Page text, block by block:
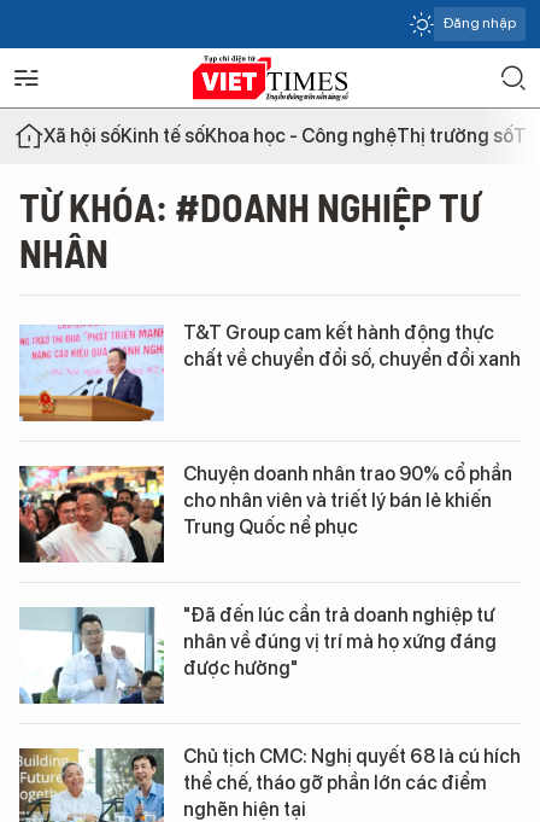
Đăng nhập
Xã hội sốKinh tế sốKhoa học - Công nghệThị trường số
TỪ KHÓA: #DOANH NGHIỆP TƯ
NHÂN
T&T Group cam kết hành động thực
chất về chuyển đổi số, chuyển đổi xanh
Chuyện doanh nhân trao 90% cổ phần
cho nhân viên và triết lý bán lẻ khiến
Trung Quốc nể phục
"Đã đến lúc cần trả doanh nghiệp tư
nhân về đúng vị trí mà họ xứng đáng
được hưởng"
Chủ tịch CMC: Nghị quyết 68 là cú hích
thể chế, tháo gỡ phần lớn các điểm
nghẽn hiện tại